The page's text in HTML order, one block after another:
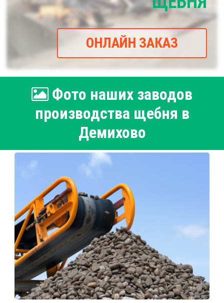
ОНЛАЙН ЗАКАЗ
Фото наших заводов
производства щебня в
Демихово